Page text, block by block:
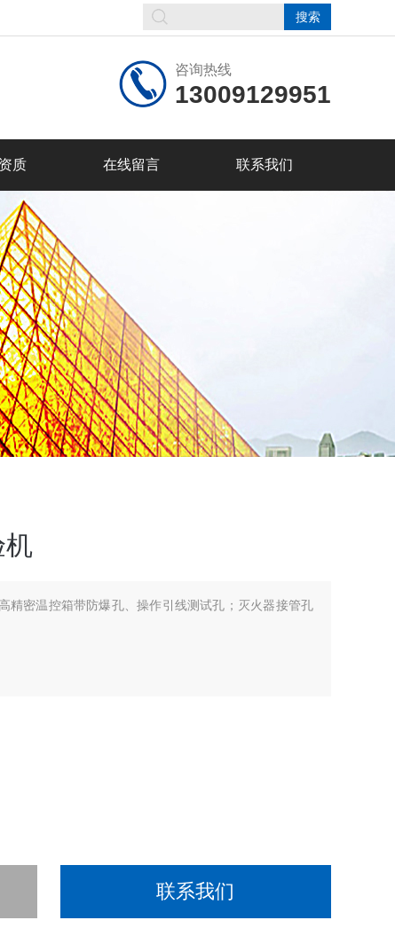
咨询热线
13009129951
质 在线留言 联系我们
机
精密温控箱带防爆孔、操作引线测试孔；灭火器接管孔
联系我们